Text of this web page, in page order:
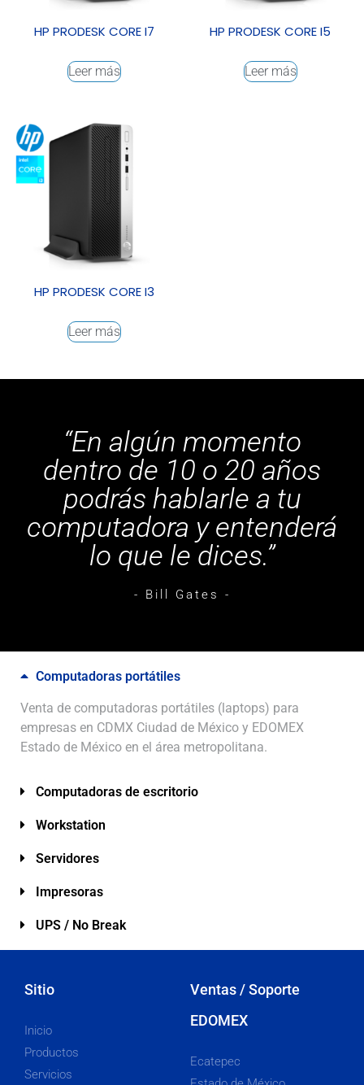
HP PRODESK CORE I7
Leer más
HP PRODESK CORE I5
Leer más
HP PRODESK CORE I3
Leer más
“En algún momento
dentro de 10 o 20 años
podrás hablarle a tu
computadora y entenderá
lo que le dices.”
- Bill Gates -
Computadoras portátiles
Venta de computadoras portátiles (laptops) para
empresas en CDMX Ciudad de México y EDOMEX
Estado de México en el área metropolitana.
Computadoras de escritorio
Workstation
Servidores
Impresoras
UPS / No Break
Sitio
Inicio
Productos
Servicios
Ventas / Soporte
EDOMEX
Ecatepec